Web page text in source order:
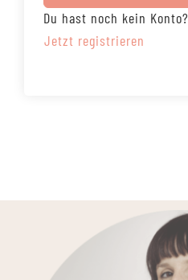
Du hast noch kein Konto?
Jetzt registrieren